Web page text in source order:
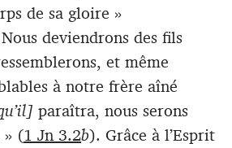
de sa gloire »
deviendrons des fils
et même
à notre frère aîné
paraîtra, nous serons
» (1 Jn 3.2b). Grâce à l’Esprit